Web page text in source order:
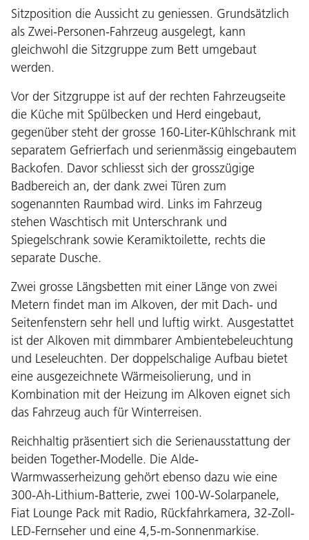
Sitzposition die Aussicht zu geniessen. Grundsätzlich
als Zwei-Personen-Fahrzeug ausgelegt, kann
gleichwohl die Sitzgruppe zum Bett umgebaut
werden.
Vor der Sitzgruppe ist auf der rechten Fahrzeugseite
die Küche mit Spülbecken und Herd eingebaut,
gegenüber steht der grosse 160-Liter-Kühlschrank mit
separatem Gefrierfach und serienmässig eingebautem
Backofen. Davor schliesst sich der grosszügige
Badbereich an, der dank zwei Türen zum
sogenannten Raumbad wird. Links im Fahrzeug
stehen Waschtisch mit Unterschrank und
Spiegelschrank sowie Keramiktoilette, rechts die
separate Dusche.
Zwei grosse Längsbetten mit einer Länge von zwei
Metern findet man im Alkoven, der mit Dach- und
Seitenfenstern sehr hell und luftig wirkt. Ausgestattet
ist der Alkoven mit dimmbarer Ambientebeleuchtung
und Leseleuchten. Der doppelschalige Aufbau bietet
eine ausgezeichnete Wärmeisolierung, und in
Kombination mit der Heizung im Alkoven eignet sich
das Fahrzeug auch für Winterreisen.
Reichhaltig präsentiert sich die Serienausstattung der
beiden Together-Modelle. Die Alde-
Warmwasserheizung gehört ebenso dazu wie eine
300-Ah-Lithium-Batterie, zwei 100-W-Solarpanele,
Fiat Lounge Pack mit Radio, Rückfahrkamera, 32-Zoll-
LED-Fernseher und eine 4,5-m-Sonnenmarkise.